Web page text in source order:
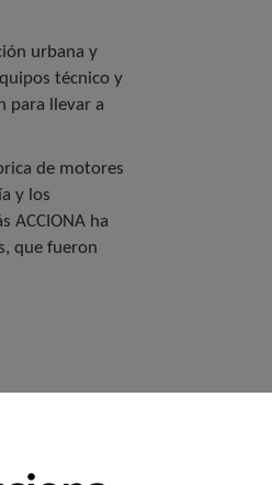
urbana y
técnico y
para llevar a
de motores
y los
ACCIONA ha
que fueron